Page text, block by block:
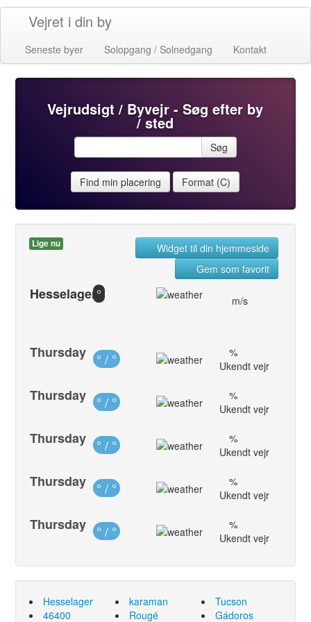
Vejret i din by
Seneste byer Solopgang / Solnedgang Kontakt
Vejrudsigt / Byvejr - Søg efter by
/ sted
Søg
Find min placering Format (C)
Lige nu
Widget til din hjemmeside
Gem som favorit
Hesselager° m/s
Thursday ° / °
%
Ukendt vejr
Thursday ° / °
%
Ukendt vejr
Thursday ° / °
%
Ukendt vejr
Thursday ° / °
%
Ukendt vejr
Thursday ° / °
%
Ukendt vejr
Hesselager
46400
karaman
Rougé
Tucson
Gádoros